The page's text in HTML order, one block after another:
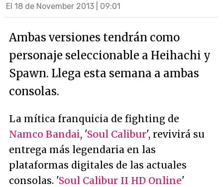
El 18 de November 2013 | 09:01
Ambas versiones tendrán como
personaje seleccionable a Heihachi y
Spawn. Llega esta semana a ambas
consolas.
La mítica franquicia de fighting de
Namco Bandai, 'Soul Calibur', revivirá su
entrega más legendaria en las
plataformas digitales de las actuales
consolas. 'Soul Calibur II HD Online'